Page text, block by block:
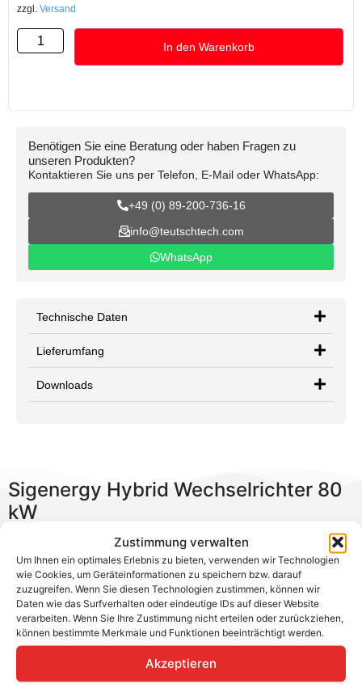
Zustimmung verwalten
Um Ihnen ein optimales Erlebnis zu bieten, verwenden wir Technologien
wie Cookies, um Geräteinformationen zu speichern bzw. darauf
zuzugreifen. Wenn Sie diesen Technologien zustimmen, können wir
Daten wie das Surfverhalten oder eindeutige IDs auf dieser Website
verarbeiten. Wenn Sie Ihre Zustimmung nicht erteilen oder zurückziehen,
können bestimmte Merkmale und Funktionen beeinträchtigt werden.
Akzeptieren
zzgl. Versand
In den Warenkorb
Technische Daten
Lieferumfang
Downloads
Benötigen Sie eine Beratung oder haben Fragen zu
unseren Produkten?
Kontaktieren Sie uns per Telefon, E-Mail oder WhatsApp:
+49 (0) 89-200-736-16
info@teutschtech.com
WhatsApp
Sigenergy Hybrid Wechselrichter 80
kW
Mit Fokus auf Effizienz und Sicherheit liefert Sigenergy
smarte Energiesysteme für Gewerbeprojekte. Die HYA-
Serie bietet Hybrid-Wechselrichter ohne Backup, die
jederzeit speicherbereit sind.
Der 80.0 kW HYA mit 6 MPP-Trackern und 88 kW
Lade-/Entladeleistung eignet sich für große Anlagen mit
anspruchsvoller Verschaltung.